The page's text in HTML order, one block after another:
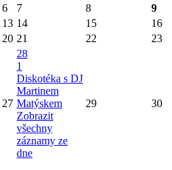
6 7 8
9
13 14 15
16
20 21 22 23
27
28
1
Diskotéka s DJ
Martinem
Matýskem
Zobrazit
všechny
záznamy ze
dne
29 30